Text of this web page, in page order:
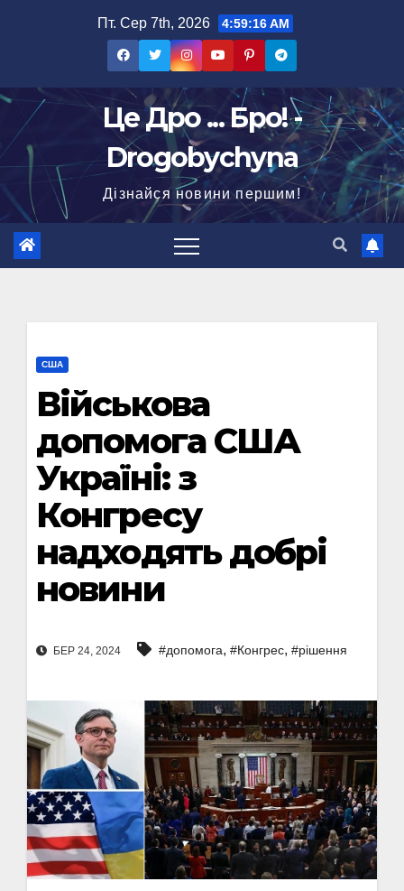
Пт. Сер 7th, 2026 4:59:17 AM
Це Дро ... Бро! -
Drogobychyna
Дізнайся новини першим!
США
Військова
допомога США
Україні: з
Конгресу
надходять добрі
новини
БЕР 24, 2024 #допомога, #Конгрес, #рішення